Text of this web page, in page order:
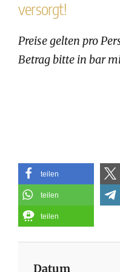
versorgt!
Preise gelten pro
Betrag bitte in bar
teilen
teilen
teilen
Datum